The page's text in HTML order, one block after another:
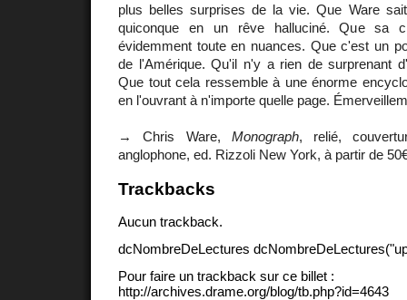
plus belles surprises de la vie. Que Ware
quiconque en un rêve halluciné. Que sa
évidemment toute en nuances. Que c'est un
de l'Amérique. Qu'il n'y a rien de surprenant
Que tout cela ressemble à une énorme
en l'ouvrant à n'importe quelle page.
→ Chris Ware, Monograph, relié,
anglophone, ed. Rizzoli New York, à partir de
Trackbacks
Aucun trackback.
dcNombreDeLectures
Pour faire un trackback sur ce billet :
http://archives.drame.org/blog/tb.php?id=4643